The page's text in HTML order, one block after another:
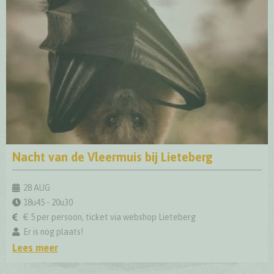
Nacht van de Vleermuis bij Lieteberg
Nacht van de Vleermuis bij Lieteberg
28 AUG
18u45 - 20u30
€ 5 per persoon, ticket via webshop Lieteberg
Er is nog plaats!
Lees meer